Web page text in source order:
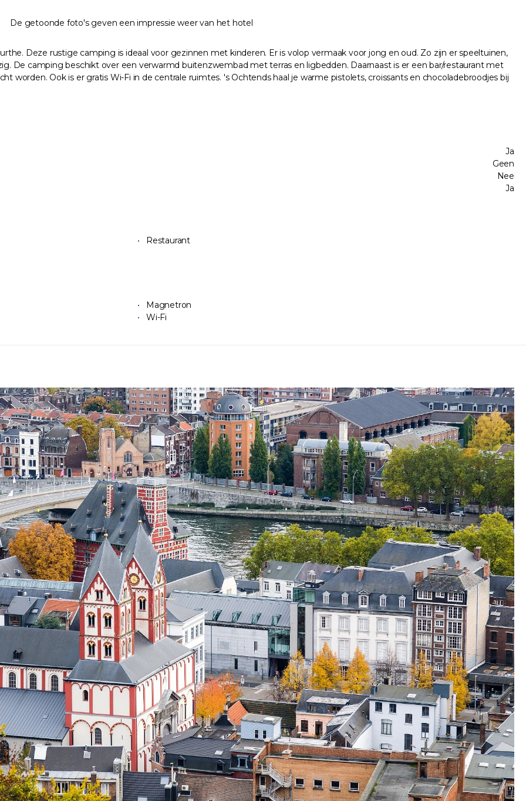
De getoonde foto's geven een impressie weer van het hotel
Deze rustige camping is ideaal voor gezinnen met kinderen. Er is volop vermaak voor jong en oud. Zo zijn er speeltuinen,
De camping beschikt over een verwarmd buitenzwembad met terras en ligbedden. Daarnaast is er een bar/restaurant met
worden. Ook is er gratis Wi-Fi in de centrale ruimtes. 's Ochtends haal je warme pistolets, croissants en chocoladebroodjes bij
Ja
Geen
Nee
Ja
Restaurant
Magnetron
Wi-Fi